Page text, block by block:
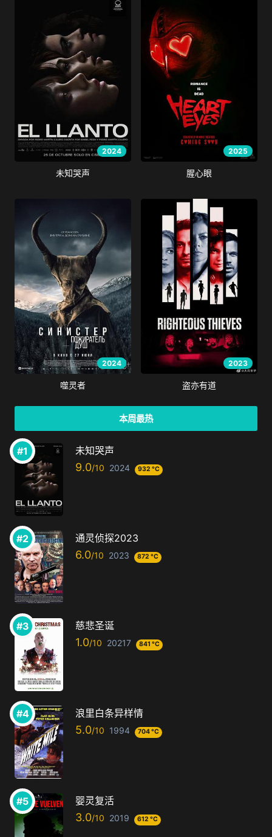
2024
未知哭声
2025
腥心眼
2024
噬灵者
2023
盗亦有道
本周最热
未知哭声
9.0 2024 932 °C
通灵侦探2023
6.0 2023 872 °C
慈悲圣诞
1.0 20217 841 °C
浪里白条异样情
5.0 1994 704 °C
婴灵复活
3.0 2019 612 °C